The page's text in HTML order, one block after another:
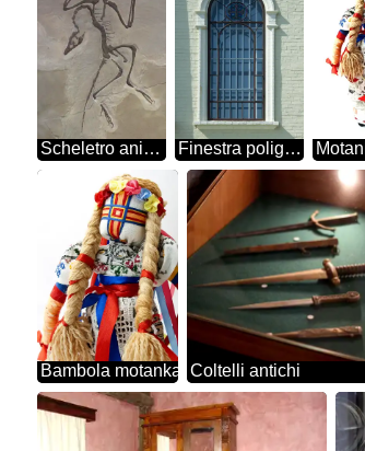
Scheletro animale fossile in pietra Finestra poligonale.Texture.
Bambola motanka Coltelli antichi